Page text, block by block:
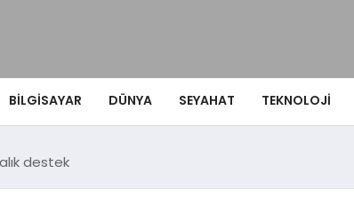
BILGISAYAR DÜNYA SEYAHAT TEKNOLOJI
destek